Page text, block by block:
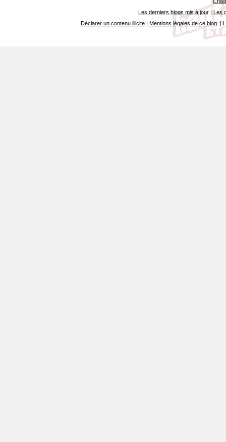
Les derniers blogs mis à jour| Les
Déclarer un contenu illicite| Mentions légales de ce blog|